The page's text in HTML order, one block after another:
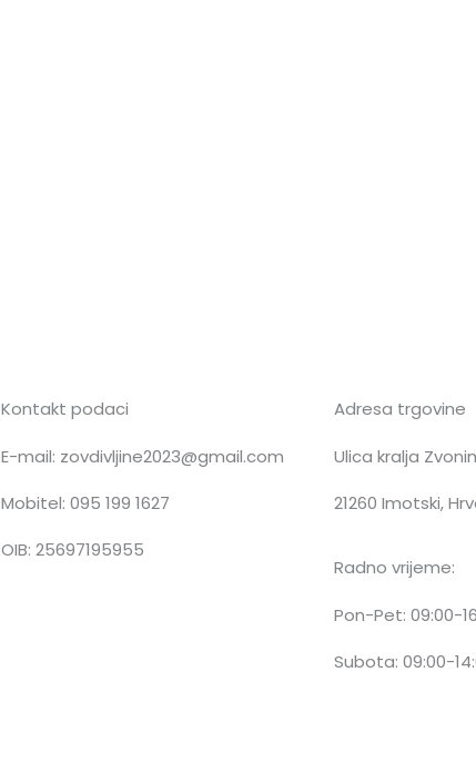
Kontakt podaci
E-mail: zovdivljine2023@gmail.com
Mobitel: 095 199 1627
OIB: 25697195955
Adresa trgovine
Ulica kralja
21260 Imotski,
Radno vrijeme:
Pon-Pet: 09:00-
Subota: 09:00-